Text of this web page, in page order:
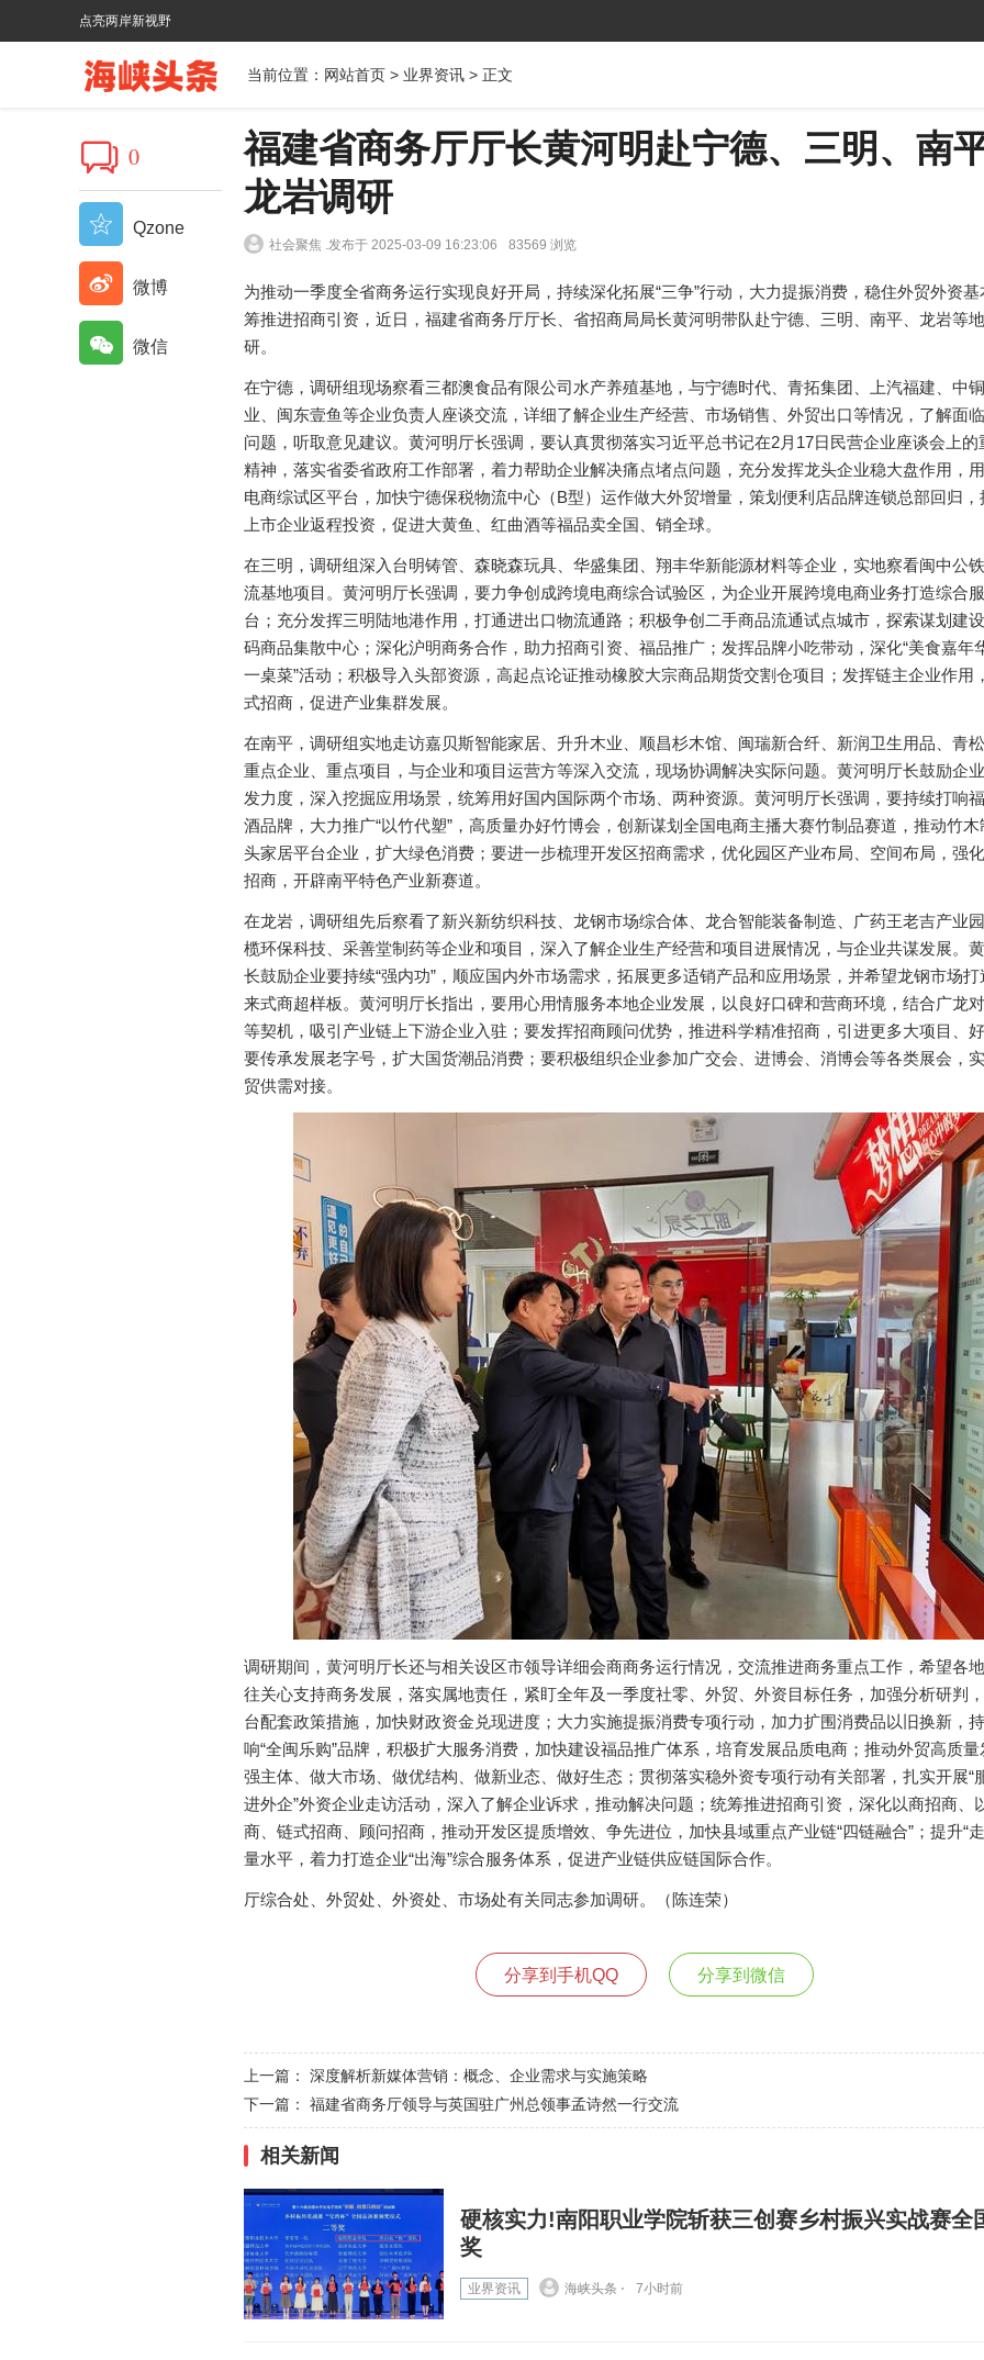
点亮两岸新视野
当前位置： 网站首页 > 业界资讯 > 正文
福建省商务厅厅长黄河明赴宁德、三明、南
龙岩调研
社会聚焦 .发布于 2025-03-09 16:23:06 83569 浏览
为推动一季度全省商务运行实现良好开局，持续深化拓展“三争”行动，大力提振消费，稳住外贸外资
筹推进招商引资，近日，福建省商务厅厅长、省招商局局长黄河明带队赴宁德、三明、南平、龙岩等
研。
在宁德，调研组现场察看三都澳食品有限公司水产养殖基地，与宁德时代、青拓集团、上汽福建、中
业、闽东壹鱼等企业负责人座谈交流，详细了解企业生产经营、市场销售、外贸出口等情况，了解面
问题，听取意见建议。黄河明厅长强调，要认真贯彻落实习近平总书记在2月17日民营企业座谈会上的
精神，落实省委省政府工作部署，着力帮助企业解决痛点堵点问题，充分发挥龙头企业稳大盘作用，
电商综试区平台，加快宁德保税物流中心（B型）运作做大外贸增量，策划便利店品牌连锁总部回归，
上市企业返程投资，促进大黄鱼、红曲酒等福品卖全国、销全球。
在三明，调研组深入台明铸管、森晓森玩具、华盛集团、翔丰华新能源材料等企业，实地察看闽中公
流基地项目。黄河明厅长强调，要力争创成跨境电商综合试验区，为企业开展跨境电商业务打造综合
台；充分发挥三明陆地港作用，打通进出口物流通路；积极争创二手商品流通试点城市，探索谋划建
码商品集散中心；深化沪明商务合作，助力招商引资、福品推广；发挥品牌小吃带动，深化“美食嘉年
一桌菜”活动；积极导入头部资源，高起点论证推动橡胶大宗商品期货交割仓项目；发挥链主企业作用
式招商，促进产业集群发展。
在南平，调研组实地走访嘉贝斯智能家居、升升木业、顺昌杉木馆、闽瑞新合纤、新润卫生用品、青
重点企业、重点项目，与企业和项目运营方等深入交流，现场协调解决实际问题。黄河明厅长鼓励企
发力度，深入挖掘应用场景，统筹用好国内国际两个市场、两种资源。黄河明厅长强调，要持续打响
酒品牌，大力推广“以竹代塑”，高质量办好竹博会，创新谋划全国电商主播大赛竹制品赛道，推动竹
头家居平台企业，扩大绿色消费；要进一步梳理开发区招商需求，优化园区产业布局、空间布局，强
招商，开辟南平特色产业新赛道。
在龙岩，调研组先后察看了新兴新纺织科技、龙钢市场综合体、龙合智能装备制造、广药王老吉产业
榄环保科技、采善堂制药等企业和项目，深入了解企业生产经营和项目进展情况，与企业共谋发展。
长鼓励企业要持续“强内功”，顺应国内外市场需求，拓展更多适销产品和应用场景，并希望龙钢市场
来式商超样板。黄河明厅长指出，要用心用情服务本地企业发展，以良好口碑和营商环境，结合广龙
等契机，吸引产业链上下游企业入驻；要发挥招商顾问优势，推进科学精准招商，引进更多大项目、
要传承发展老字号，扩大国货潮品消费；要积极组织企业参加广交会、进博会、消博会等各类展会，
贸供需对接。
调研期间，黄河明厅长还与相关设区市领导详细会商商务运行情况，交流推进商务重点工作，希望各
往关心支持商务发展，落实属地责任，紧盯全年及一季度社零、外贸、外资目标任务，加强分析研判
台配套政策措施，加快财政资金兑现进度；大力实施提振消费专项行动，加力扩围消费品以旧换新，
响“全闽乐购”品牌，积极扩大服务消费，加快建设福品推广体系，培育发展品质电商；推动外贸高质
强主体、做大市场、做优结构、做新业态、做好生态；贯彻落实稳外资专项行动有关部署，扎实开展“
进外企”外资企业走访活动，深入了解企业诉求，推动解决问题；统筹推进招商引资，深化以商招商、
商、链式招商、顾问招商，推动开发区提质增效、争先进位，加快县域重点产业链“四链融合”；提升“
量水平，着力打造企业“出海”综合服务体系，促进产业链供应链国际合作。
厅综合处、外贸处、外资处、市场处有关同志参加调研。（陈连荣）
分享到手机QQ 分享到微信
上一篇： 深度解析新媒体营销：概念、企业需求与实施策略
下一篇： 福建省商务厅领导与英国驻广州总领事孟诗然一行交流
相关新闻
硬核实力!南阳职业学院斩获三创赛乡村振兴实战赛全
奖
业界资讯 海峡头条 ⋅ 7小时前
0
Qzone
微博
微信